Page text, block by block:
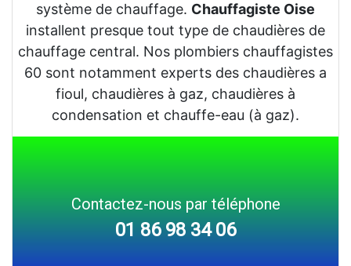
système de chauffage. Chauffagiste Oise
installent presque tout type de chaudières de
chauffage central. Nos plombiers chauffagistes
60 sont notamment experts des chaudières a
fioul, chaudières à gaz, chaudières à
condensation et chauffe-eau (à gaz).
Contactez-nous par téléphone
01 86 98 34 06